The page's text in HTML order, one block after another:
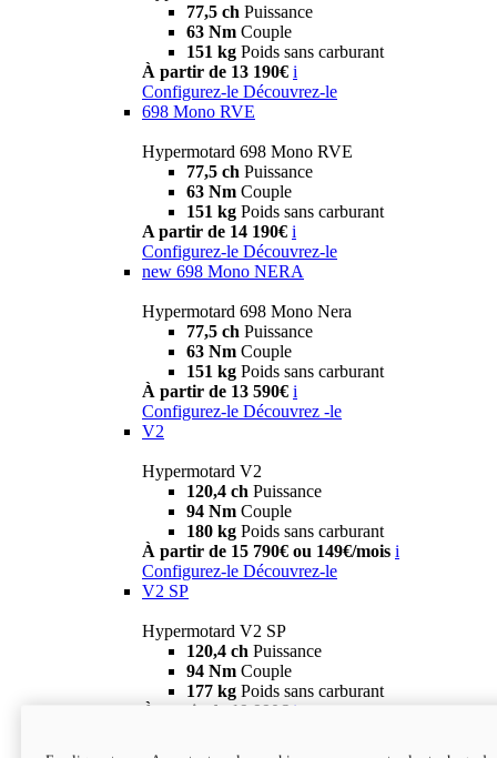
77,5 ch Puissance
63 Nm Couple
151 kg Poids sans carburant
À partir de 13 190€ i
Configurez-le Découvrez-le
698 Mono RVE
Hypermotard 698 Mono RVE
77,5 ch Puissance
63 Nm Couple
151 kg Poids sans carburant
A partir de 14 190€ i
Configurez-le Découvrez-le
new 698 Mono NERA
Hypermotard 698 Mono Nera
77,5 ch Puissance
63 Nm Couple
151 kg Poids sans carburant
À partir de 13 590€ i
Configurez-le Découvrez -le
V2
Hypermotard V2
120,4 ch Puissance
94 Nm Couple
180 kg Poids sans carburant
À partir de 15 790€ ou 149€/mois i
Configurez-le Découvrez-le
V2 SP
Hypermotard V2 SP
120,4 ch Puissance
94 Nm Couple
177 kg Poids sans carburant
À partir de 19 990€ i
new
V2 SP 100